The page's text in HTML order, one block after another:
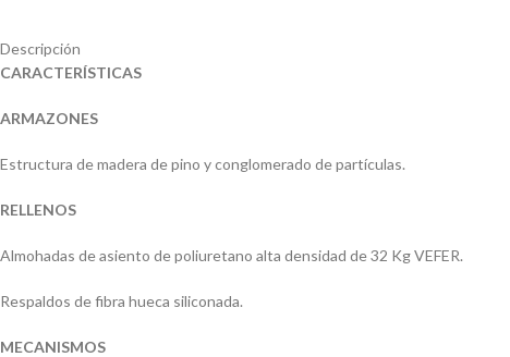
Descripción
CARACTERÍSTICAS
ARMAZONES
Estructura de madera de pino y conglomerado de partículas.
RELLENOS
Almohadas de asiento de poliuretano alta densidad de 32 Kg VEFER.
Respaldos de fibra hueca siliconada.
MECANISMOS